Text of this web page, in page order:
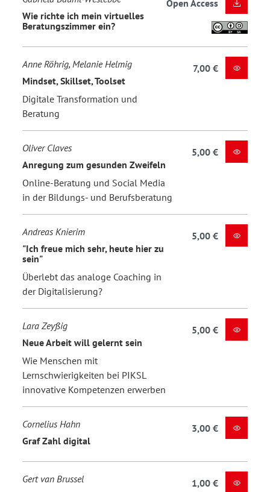
Wie richte ich mein virtuelles
Beratungszimmer ein?
Open Access
Anne Röhrig, Melanie Helmig
Mindset, Skillset, Toolset
Digitale Transformation und
Beratung
7,00 €
Oliver Claves
Anregung zum gesunden Zweifeln
Online-Beratung und Social Media
in der Bildungs- und Berufsberatung
5,00 €
Andreas Knierim
"Ich freue mich sehr, heute hier zu
sein"
Überlebt das analoge Coaching in
der Digitalisierung?
5,00 €
Lara Zeyßig
Neue Arbeit will gelernt sein
Wie Menschen mit
Lernschwierigkeiten bei PIKSL
innovative Kompetenzen erwerben
5,00 €
Cornelius Hahn
Graf Zahl digital
3,00 €
Gert van Brussel
1,00 €